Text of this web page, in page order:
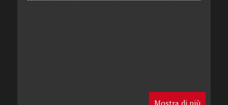
Mostra di più